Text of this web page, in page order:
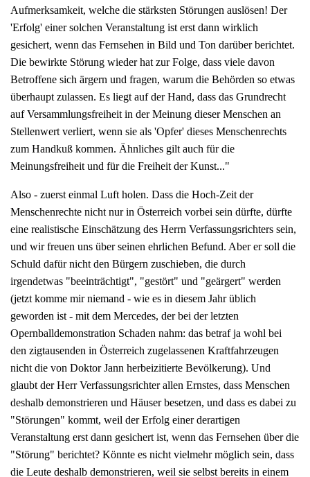
Aufmerksamkeit, welche die stärksten Störungen auslösen! Der
'Erfolg' einer solchen Veranstaltung ist erst dann wirklich
gesichert, wenn das Fernsehen in Bild und Ton darüber berichtet.
Die bewirkte Störung wieder hat zur Folge, dass viele davon
Betroffene sich ärgern und fragen, warum die Behörden so etwas
überhaupt zulassen. Es liegt auf der Hand, dass das Grundrecht
auf Versammlungsfreiheit in der Meinung dieser Menschen an
Stellenwert verliert, wenn sie als 'Opfer' dieses Menschenrechts
zum Handkuß kommen. Ähnliches gilt auch für die
Meinungsfreiheit und für die Freiheit der Kunst..."
Also - zuerst einmal Luft holen. Dass die Hoch-Zeit der
Menschenrechte nicht nur in Österreich vorbei sein dürfte, dürfte
eine realistische Einschätzung des Herrn Verfassungsrichters sein,
und wir freuen uns über seinen ehrlichen Befund. Aber er soll die
Schuld dafür nicht den Bürgern zuschieben, die durch
irgendetwas "beeinträchtigt", "gestört" und "geärgert" werden
(jetzt komme mir niemand - wie es in diesem Jahr üblich
geworden ist - mit dem Mercedes, der bei der letzten
Opernballdemonstration Schaden nahm: das betraf ja wohl bei
den zigtausenden in Österreich zugelassenen Kraftfahrzeugen
nicht die von Doktor Jann herbeizitierte Bevölkerung). Und
glaubt der Herr Verfassungsrichter allen Ernstes, dass Menschen
deshalb demonstrieren und Häuser besetzen, und dass es dabei zu
"Störungen" kommt, weil der Erfolg einer derartigen
Veranstaltung erst dann gesichert ist, wenn das Fernsehen über die
"Störung" berichtet? Könnte es nicht vielmehr möglich sein, dass
die Leute deshalb demonstrieren, weil sie selbst bereits in einem